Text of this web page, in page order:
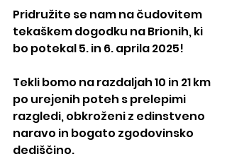
Pridružite se nam na čudovitem
tekaškem dogodku na Brionih, ki
bo potekal 5. in 6. aprila 2025!
Tekli bomo na razdaljah 10 in 21 km
po urejenih poteh s prelepimi
razgledi, obkroženi z edinstveno
naravo in bogato zgodovinsko
dediščino.